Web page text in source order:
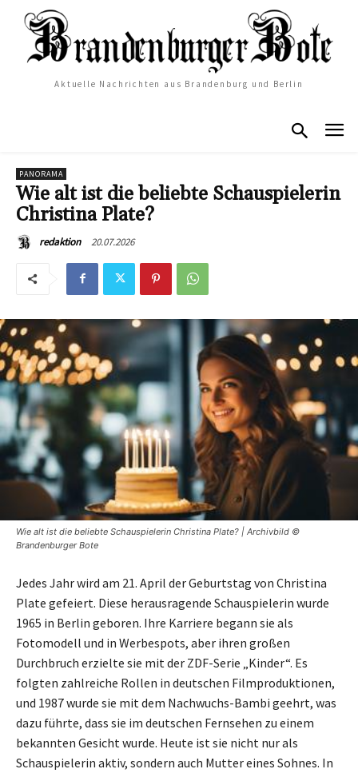
Aktuelle Nachrichten aus Brandenburg und Berlin
PANORAMA
Wie alt ist die beliebte Schauspielerin
Christina Plate?
redaktion 20.07.2026
Wie alt ist die beliebte Schauspielerin Christina Plate? | Archivbild ©
Brandenburger Bote
Jedes Jahr wird am 21. April der Geburtstag von Christina
Plate gefeiert. Diese herausragende Schauspielerin wurde
1965 in Berlin geboren. Ihre Karriere begann sie als
Fotomodell und in Werbespots, aber ihren großen
Durchbruch erzielte sie mit der ZDF-Serie „Kinder“. Es
folgten zahlreiche Rollen in deutschen Filmproduktionen,
und 1987 wurde sie mit dem Nachwuchs-Bambi geehrt, was
dazu führte, dass sie im deutschen Fernsehen zu einem
bekannten Gesicht wurde. Heute ist sie nicht nur als
Schauspielerin aktiv, sondern auch Mutter eines Sohnes. In